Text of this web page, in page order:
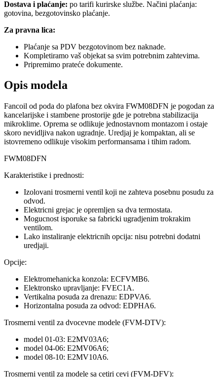
Dostava i plaćanje: po tarifi kurirske službe. Načini plaćanja:
gotovina, bezgotovinsko plaćanje.
Za pravna lica:
Plaćanje sa PDV bezgotovinom bez naknade.
Kompletiramo vaš objekat sa svim potrebnim zahtevima.
Pripremimo prateće dokumente.
Opis modela
Fancoil od poda do plafona bez okvira FWM08DFN je pogodan za
kancelarijske i stambene prostorije gde je potrebna stabilizacija
mikroklime. Oprema se odlikuje jednostavnom montazom i ostaje
skoro nevidljiva nakon ugradnje. Uredjaj je kompaktan, ali se
istovremeno odlikuje visokim performansama i tihim radom.
FWM08DFN
Karakteristike i prednosti:
Izolovani trosmerni ventil koji ne zahteva posebnu posudu za
odvod.
Elektricni grejac je opremljen sa dva termostata.
Mogucnost isporuke sa fabricki ugradjenim trokrakim
ventilom.
Lako instaliranje elektricnih opcija: nisu potrebni dodatni
uredjaji.
Opcije:
Elektromehanicka konzola: ECFVMB6.
Elektronsko upravljanje: FVEC1A.
Vertikalna posuda za drenazu: EDPVA6.
Horizontalna posuda za odvod: EDPHA6.
Trosmerni ventil za dvocevne modele (FVM-DTV):
model 01-03: E2MV03A6;
model 04-06: E2MV06A6;
model 08-10: E2MV10A6.
Trosmerni ventil za modele sa cetiri cevi (FVM-DFV):